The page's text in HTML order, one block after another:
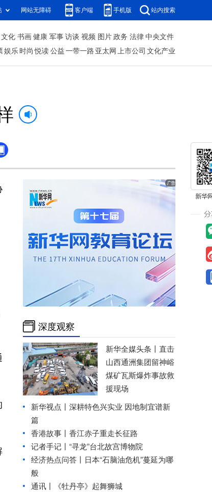
网站无障碍 客户端 手机版 站内搜索
文化 书画 健康 军事 访谈 视频 图片 政务 法律 中央文件
娱乐 时尚 悦读 公益 一带一路 亚太网 上市公司 文化产业
深度观察
新华全媒头条丨 直击
山西通洲集团留神峪
煤矿瓦斯爆炸事故救
援现场
新华视点丨 深耕特色兴实业 因地制宜谱新
篇
香港故事丨香江赤子重走长征路
记者手记丨“寻龙”台北故宫博物院
经济热点问答丨日本“石脑油危机”蔓延为哪
般
通讯丨《牡丹亭》起舞狮城